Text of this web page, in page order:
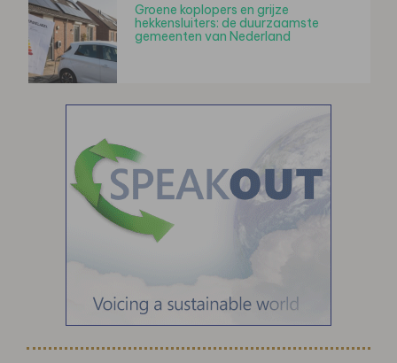
Groene koplopers en grijze
hekkensluiters: de duurzaamste
gemeenten van Nederland